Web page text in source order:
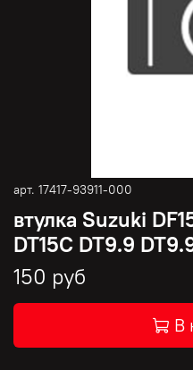
арт. 17417-93911-000
втулка Suzuki
DT15C DT9.9
150 руб
В